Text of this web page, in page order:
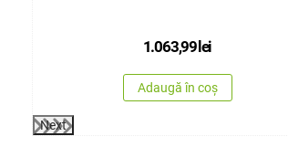
1.063,99lei
Adaugă în coș
Next